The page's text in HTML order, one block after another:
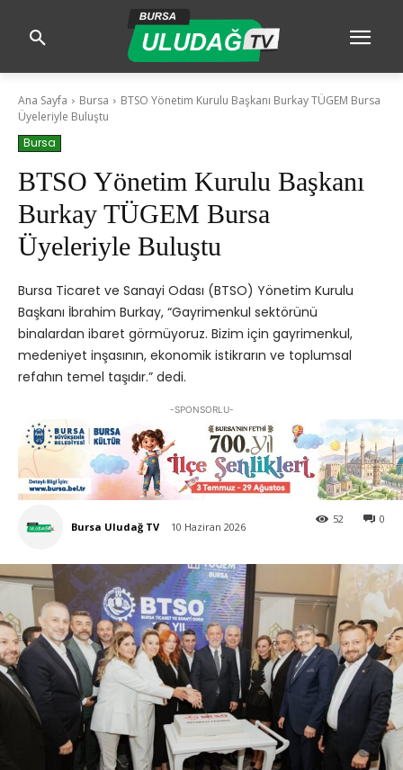
Ana Sayfa Bursa
BTSO Yönetim Kurulu Başkanı Burkay TÜGEM Bursa
Üyeleriyle Buluştu
Bursa
BTSO Yönetim Kurulu Başkanı
Burkay TÜGEM Bursa
Üyeleriyle Buluştu
Bursa Ticaret ve Sanayi Odası (BTSO) Yönetim Kurulu
Başkanı İbrahim Burkay, “Gayrimenkul sektörünü
binalardan ibaret görmüyoruz. Bizim için gayrimenkul,
medeniyet inşasının, ekonomik istikrarın ve toplumsal
refahın temel taşıdır.” dedi.
-SPONSORLU-
Bursa Uludağ TV 10 Haziran 2026
0
52